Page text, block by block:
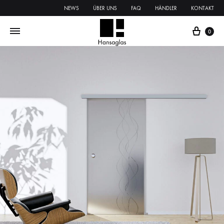
NEWS ÜBER UNS FAQ HÄNDLER KONTAKT
0